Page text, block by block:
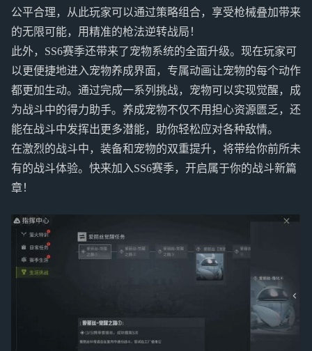
公平合理，从此玩家可以通过策略组合，享受枪械叠加带来
的无限可能，用精准的枪法逆转战局！
此外，SS6赛季还带来了宠物系统的全面升级。现在玩家可
以更便捷地进入宠物养成界面，专属动画让宠物的每个动作
都更加生动。通过完成一系列挑战，宠物可以实现觉醒，成
为战斗中的得力助手。养成宠物不仅不用担心资源匮乏，还
能在战斗中发挥出更多潜能，助你轻松应对各种敌情。
在激烈的战斗中，装备和宠物的双重提升，将带给你前所未
有的战斗体验。快来加入SS6赛季，开启属于你的战斗新篇
章！